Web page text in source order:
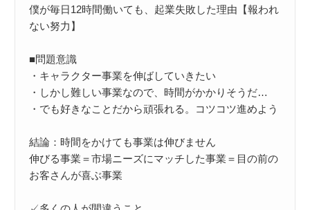
僕が毎日12時間働いても、起業失敗した理由【報われ
ない努力】
■問題意識
・キャラクター事業を伸ばしていきたい
・しかし難しい事業なので、時間がかかりそうだ…
・でも好きなことだから頑張れる。コツコツ進めよう
結論：時間をかけても事業は伸びません
伸びる事業＝市場ニーズにマッチした事業＝目の前の
お客さんが喜ぶ事業